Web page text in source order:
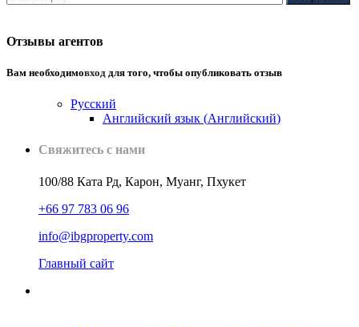
Отзывы агентов
Вам необходимовход для того, чтобы опубликовать отзыв
Русский
Английский язык (Английский)
Свяжитесь с нами
100/88 Ката Рд, Карон, Муанг, Пхукет
+66 97 783 06 96
info@ibgproperty.com
Главный сайт